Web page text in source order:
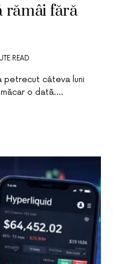
rămâi fără
READ
petrecut câteva luni
o dată.…